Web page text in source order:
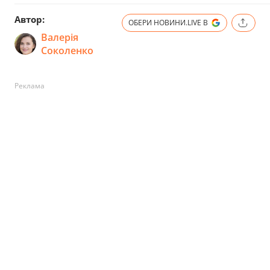
Автор:
Валерія
Соколенко
ОБЕРИ НОВИНИ.LIVE В
Реклама